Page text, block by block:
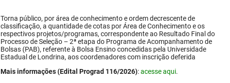
Torna público, por área de conhecimento e ordem decrescente de
classificação, a quantidade de cotas por Área de Conhecimento e os
respectivos projetos/programas, correspondente ao Resultado Final do
Processo de Seleção – 2ª etapa do Programa de Acompanhamento de
Bolsas (PAB), referente à Bolsa Ensino concedidas pela Universidade
Estadual de Londrina, aos coordenadores com inscrição deferida
Mais informações (Edital Prograd 116/2026):acesse aqui.